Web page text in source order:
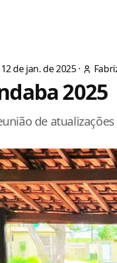
12 de jan. de 2025·
2025
de